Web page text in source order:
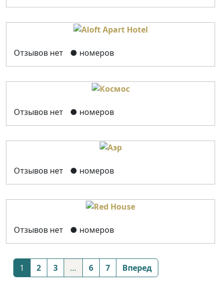
Отзывов нет ● номеров
Отзывов нет ● номеров
Отзывов нет ● номеров
Отзывов нет ● номеров
Posts
navigation
1 2 3 … 6 7 Вперед